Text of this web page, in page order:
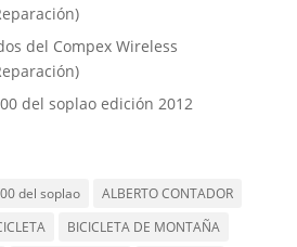
del Compex Wireless
del soplao edición 2012
del soplao
ALBERTO CONTADOR
BICICLETA DE MONTAÑA